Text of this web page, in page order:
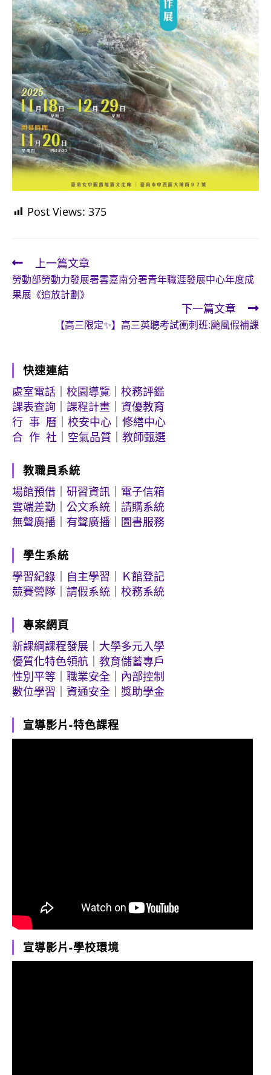
Post Views: 375
Read
more
articles
上一篇文章
勞動部勞動力發展署雲嘉南分署青年職涯發展中心年度成
果展《追放計劃》
下一篇文章
【高三限定✨】高三英聽考試衝刺班:颱風假補課
快速連結
處室電話
校園導覽
校務評鑑
課表查詢
課程計畫
資優教育
行 事 曆
校安中心
修繕中心
合 作 社
空氣品質 教師甄選
教職員系統
場館預借
研習資訊
電子信箱
雲端差勤
公文系統
請購系統
無聲廣播
有聲廣播 圖書服務
學生系統
學習紀錄
自主學習
Ｋ館登記
競賽營隊
請假系統 校務系統
專案網頁
新課綱課程發展
大學多元入學
優質化特色領航
教育儲蓄專戶
性別平等
職業安全
內部控制
數位學習
資通安全 獎助學金
宣導影片-特色課程
宣導影片-學校環境